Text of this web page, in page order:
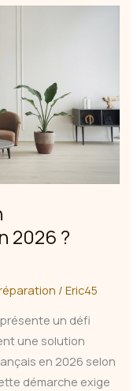
2026 ?
/Eric45
un défi
une solution
en 2026 selon
démarche exige